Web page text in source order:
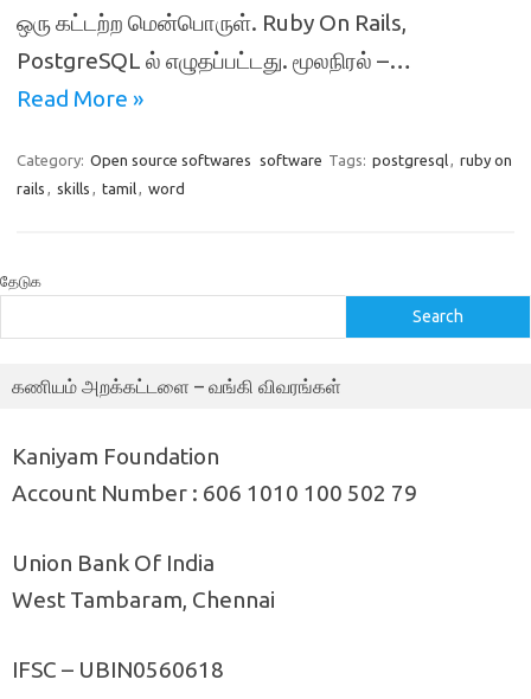
ஒரு கட்டற்ற மென்பொருள். Ruby On Rails,
PostgreSQL ல் எழுதப்பட்டது. மூலநிரல் –…
Read More »
Category: Open source softwares software Tags: postgresql, ruby on
rails , skills , tamil, word
தேடுக
Search
கணியம் அறக்கட்டளை – வங்கி விவரங்கள்
Kaniyam Foundation
Account Number : 606 1010 100 502 79
Union Bank Of India
West Tambaram, Chennai
IFSC – UBIN0560618